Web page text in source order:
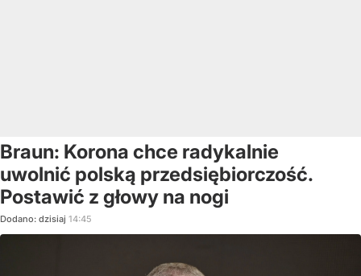
Braun: Korona chce radykalnie
uwolnić polską przedsiębiorczość.
Postawić z głowy na nogi
Dodano: dzisiaj 14:45